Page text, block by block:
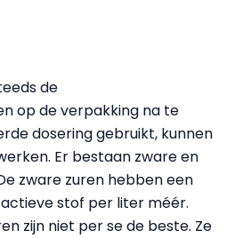
de
op de verpakking na te
dosering gebruikt, kunnen
Er bestaan zware en
zware zuren hebben een
stof per liter méér.
zijn niet per se de beste. Ze